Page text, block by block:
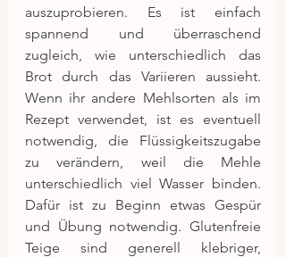
auszuprobieren. Es ist einfach
spannend und überraschend
zugleich, wie unterschiedlich das
Brot durch das Variieren aussieht.
Wenn ihr andere Mehlsorten als im
Rezept verwendet, ist es eventuell
notwendig, die Flüssigkeitszugabe
zu verändern, weil die Mehle
unterschiedlich viel Wasser binden.
Dafür ist zu Beginn etwas Gespür
und Übung notwendig. Glutenfreie
Teige sind generell klebriger,